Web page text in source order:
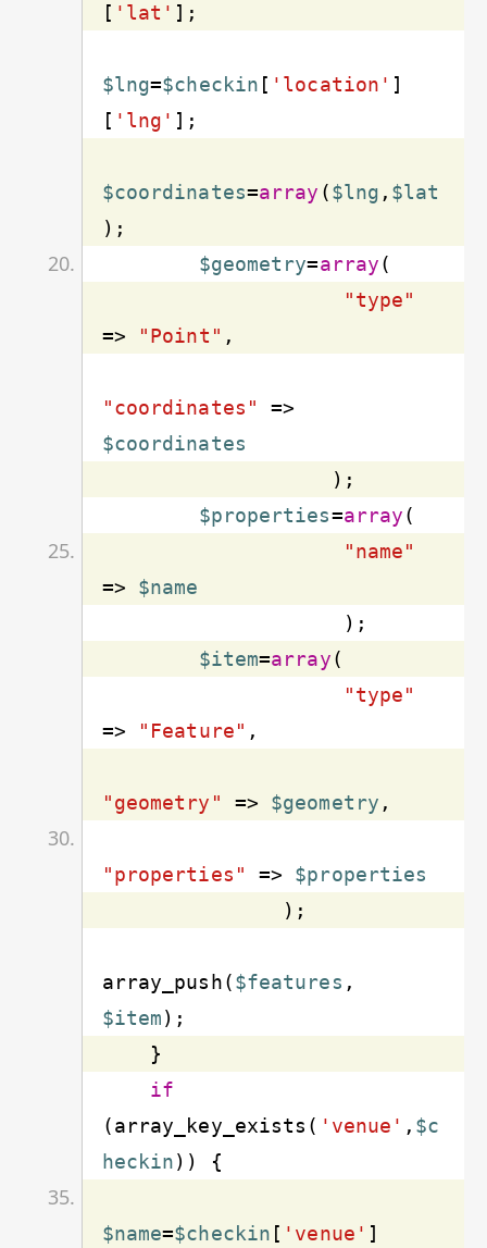
[ 'lat'
$lng=$checkin [ 'location' ]
[ 'lng'
$coordinates=array ($lng , $lat
$geometry=array
"type"
=>
"Point"
"coordinates"
$coordinates
$properties=array
"name"
=> $name
$item=array
"type"
=>
"Feature"
"geometry" => $geometry
"properties" => $properties
array_push($features
$item
if
(array_key_exists( 'venue' , $c
heckin
$name=$checkin [ 'venue' ]